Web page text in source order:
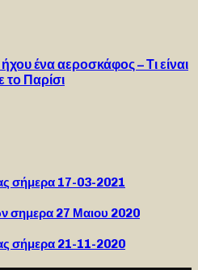
ένα αεροσκάφος – Τι είναι
Παρίσι
σήμερα 17-03-2021
σημερα 27 Μαιου 2020
σήμερα 21-11-2020